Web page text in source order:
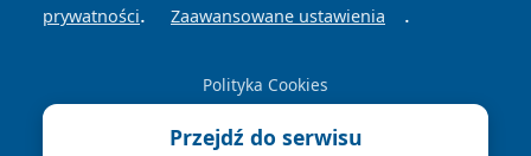
prywatności. Zaawansowane ustawienia .
Polityka Cookies
Przejdź do serwisu